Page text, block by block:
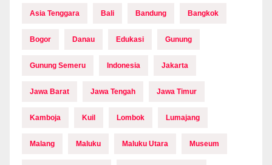
Asia Tenggara Bali Bandung Bangkok
Bogor Danau Edukasi Gunung
Gunung Semeru Indonesia Jakarta
Jawa Barat Jawa Tengah Jawa Timur
Kamboja Kuil Lombok Lumajang
Malang Maluku Maluku Utara Museum